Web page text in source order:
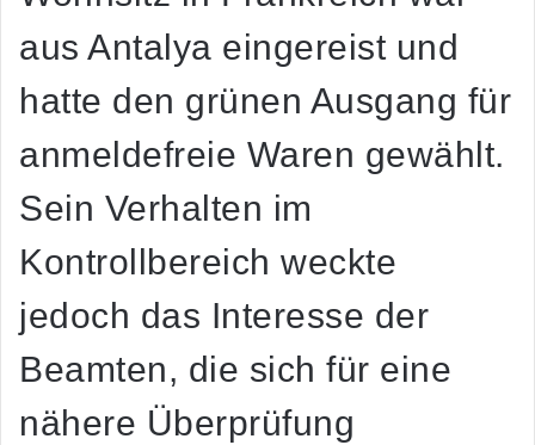
aus Antalya eingereist und
hatte den grünen Ausgang für
anmeldefreie Waren gewählt.
Sein Verhalten im
Kontrollbereich weckte
jedoch das Interesse der
Beamten, die sich für eine
nähere Überprüfung